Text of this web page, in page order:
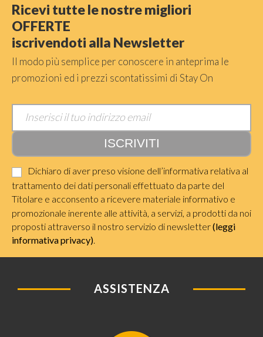
Ricevi tutte le nostre migliori
OFFERTE
iscrivendoti alla Newsletter
Il modo più semplice per conoscere in anteprima le
promozioni ed i prezzi scontatissimi di Stay On
Dichiaro di aver preso visione dell’informativa relativa al
trattamento dei dati personali effettuato da parte del
Titolare e acconsento a ricevere materiale informativo e
promozionale inerente alle attività, a servizi, a prodotti da noi
proposti attraverso il nostro servizio di newsletter(leggi
informativa privacy).
ASSISTENZA